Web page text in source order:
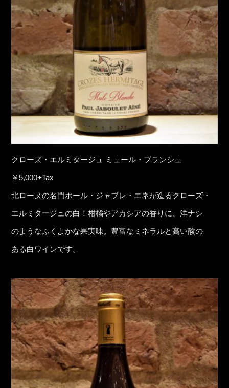
クローズ・エルミタージュ ミュール・ブランシュ
￥5,000+Tax
北ローヌの名門ポール・ジャブレ・エネが造るクローズ・
エルミタージュの白！柑橘やアカシアの香りに、洋ナシ
のようなふくよかな果実味。豊富なミネラルと高い酸の
ある白ワインです。